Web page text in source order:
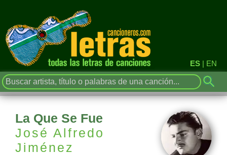
ES | EN
La Que Se Fue
José Alfredo
Jiménez